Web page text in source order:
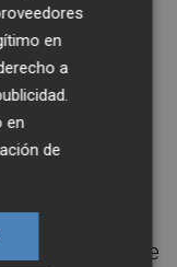
y SMS de
haber sido
excepto
encuentran
el
medida que
en
a
en
de